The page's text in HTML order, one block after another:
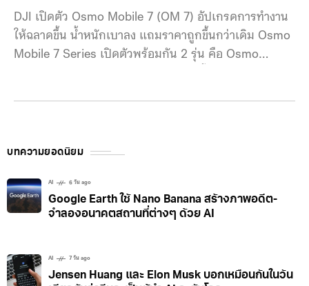
DJI เปิดตัว Osmo Mobile 7 (OM 7) อัปเกรดการทำงาน
ให้ฉลาดขึ้น น้ำหนักเบาลง แถมราคาถูกขึ้นกว่าเดิม Osmo
Mobile 7 Series เปิดตัวพร้อมกัน 2 รุ่น คือ Osmo
บทความยอดนิยม
AI 6 วัน ago
Google Earth ใช้ Nano Banana สร้างภาพอดีต-
จำลองอนาคตสถานที่ต่างๆ ด้วย AI
AI 7 วัน ago
Jensen Huang และ Elon Musk บอกเหมือนกันในวัน